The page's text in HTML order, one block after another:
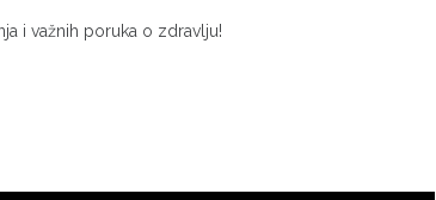
i važnih poruka o zdravlju!